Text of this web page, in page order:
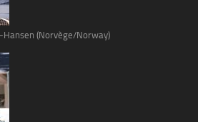
(Norvège/Norway)